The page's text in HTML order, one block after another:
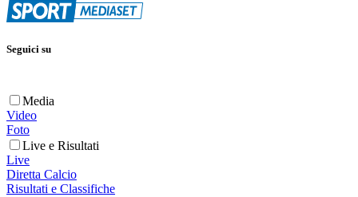
Seguici su
Media
Video
Foto
Live e Risultati
Live
Diretta Calcio
Risultati e Classifiche